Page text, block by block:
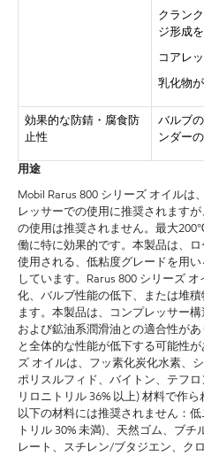
クラン
ジ形成
コアレ
乳化物
効果的な防錆・腐食防
止性
バルブ
ンダー
用途
Mobil Rarus 800 シリーズ オイル
レッサーでの使用に推奨されます
の使用は推奨されません。最大
働に特に効果的です。本製品は、
使用される、低粘度グレードを用
しています。Rarus 800 シリーズ
化、バルブ性能の低下、または堆
ます。本製品は、コンプレッサー
および鉱油系潤滑油との適合性が
と全体的な性能が低下する可能性
ズ オイルは、フッ素化炭化水素、
ポリスルフィド、バイトン、テフ
リロニトリル 36% 以上) 材料で作
以下の材料には推奨されません：
トリル 30% 未満)、天然ゴム、ブ
レート、スチレン/ブタジエン、ク